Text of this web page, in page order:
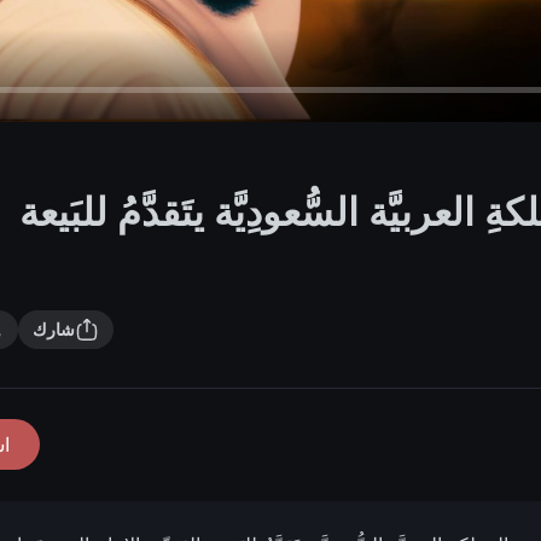
العربيَّة السُّعودِيَّة يتَقدَّمُ للبَيعة
شارك